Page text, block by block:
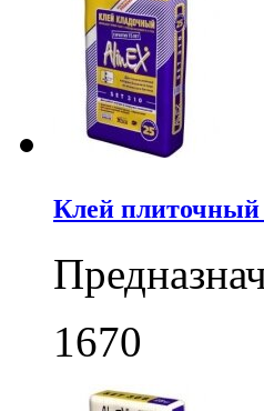
Клей
1670